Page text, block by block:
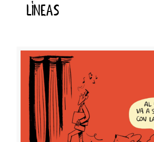
LÍNEAS